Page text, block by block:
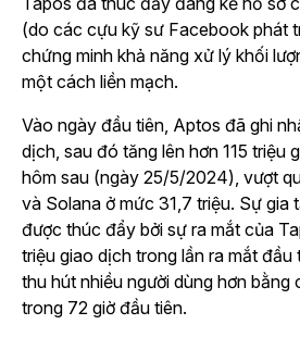
(do các cựu kỹ sư Facebook phát
chứng minh khả năng xử lý khối
một cách liền mạch.
Vào ngày đầu tiên, Aptos đã ghi
dịch, sau đó tăng lên hơn 115 triệu
hôm sau (ngày 25/5/2024), vượt
và Solana ở mức 31,7 triệu. Sự gia
được thúc đẩy bởi sự ra mắt của
triệu giao dịch trong lần ra mắt đầu
thu hút nhiều người dùng hơn bằng
trong 72 giờ đầu tiên.